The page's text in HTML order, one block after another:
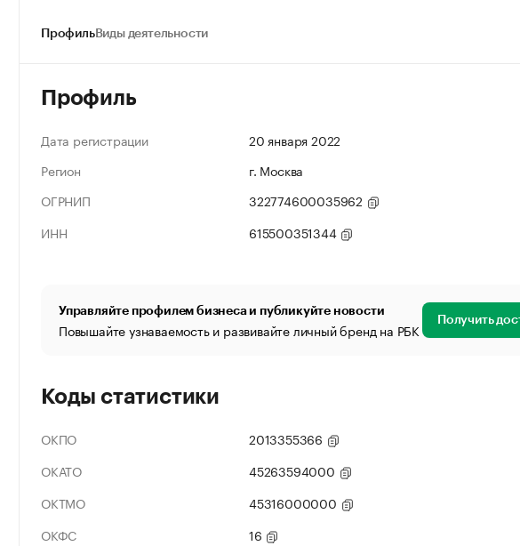
ПрофильВиды деятельности
Профиль
Дата регистрации
20 января 2022
Регион
г. Москва
ОГРНИП
322774600035962
ИНН
615500351344
Управляйте профилем бизнеса и публикуйте новости
Повышайте узнаваемость и развивайте личный бренд на РБК Получить
Коды статистики
ОКПО
2013355366
ОКАТО
45263594000
ОКТМО
45316000000
ОКФС
16